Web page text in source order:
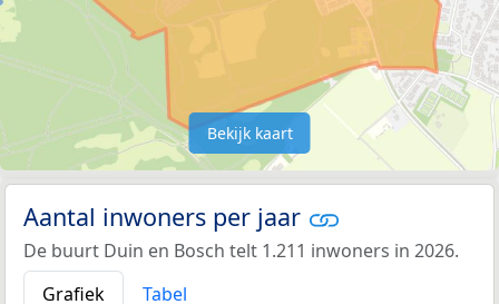
Bekijk kaart
Aantal inwoners per jaar
De buurt Duin en Bosch telt 1.211 inwoners in 2026.
Grafiek
Tabel